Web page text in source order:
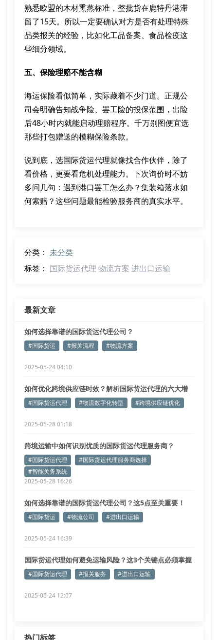
熟悉欧盟的木材熏蒸标准，整批货在鹿特丹港滞
留了15天。所以一定要确认对方是否有处理特殊
品类报关的经验，比如化工品备案、食品检疫这
些细分领域。
五、保险理赔不能含糊
海运保险看似简单，实际藏着不少门道。正规公
司会明确告知战争险、罢工险的投保范围，出险
后48小时内就能启动理赔程序。千万别图便宜选
那些打包赠送的模糊保险条款。
说到底，选国际货运代理就像找合作伙伴，除了
看价格，更要看危机处理能力。下次询价时不妨
多问几句：遇到港口罢工怎么办？集装箱落水如
何索赔？这些问题最能检验服务商的真实水平。
分类： 未分类
标签： 国际货运代理 物流方案 进出口运输
最新文章
如何选择靠谱的国际货运代理公司？
#国际货运 #报关流程 #物流方案
2025-05-24 04:10
如何优化跨境供应链时效？解析国际货运代理的六大增
效方案
#国际货运代理 #物流数字化转型 #跨境供应链优化
2025-05-28 01:18
跨境运输中如何识别优质的国际货运代理服务商？
#国际货运代理
#国际货运代理服务商选择
#智能关务系统
2025-05-28 16:26
如何选择靠谱的国际货运代理公司？这5点至关重要！
#国际货运 #物流公司 #进出口运输
2025-05-24 16:39
国际货运代理如何避免运输风险？这3个关键点必须掌握
#国际货运代理 #报关服务 #进出口运输
2025-05-24 12:07
热门标签